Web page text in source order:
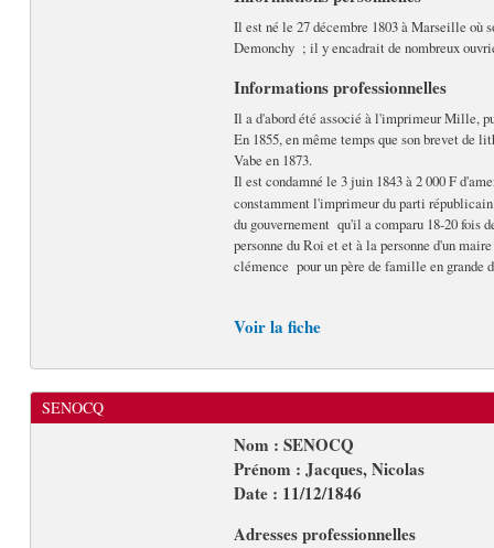
Il est né le 27 décembre 1803 à Marseille où
Demonchy ; il y encadrait de nombreux
Informations professionnelles
Il a d'abord été associé à l'imprimeur Mille,
En 1855, en même temps que son brevet
Vabe en 1873.
Il est condamné le 3 juin 1843 à 2 000 F
constamment l'imprimeur du parti
du gouvernement qu'il a comparu 18-20 fois
personne du Roi et et à la personne d'un
clémence pour un père de famille en grande
Voir la fiche
SENOCQ
Nom : SENOCQ
Prénom : Jacques, Nicolas
Date : 11/12/1846
Adresses professionnelles